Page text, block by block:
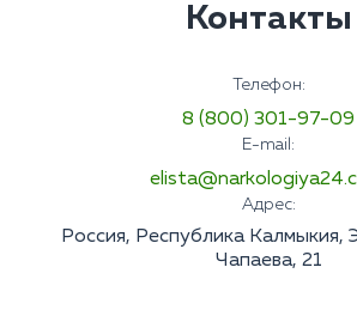
Контакты
Телефон:
8 (800) 301-97-09
E-mail:
Адрес:
Россия, Республика Калмыкия,
Чапаева, 21